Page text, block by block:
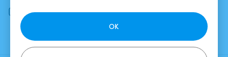
OK
Instagram